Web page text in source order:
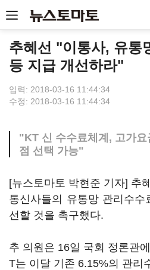
추혜선 "이통사, 유통
등 지급 개선하라"
입력: 2018-03-16 11:44:34
수정: 2018-03-16 11:44:34
"KT 신 수수료체계, 고가
점 선택 가능"
[뉴스토마토 박현준 기자] 추
통신사들의 유통망 관리수
선할 것을 촉구했다.
추 의원은 16일 국회 정론관
T는 이달 기존 6.15%의 관리